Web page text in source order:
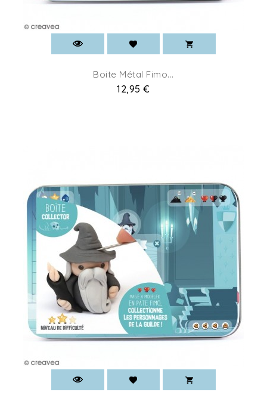
Boite Métal Fimo...
Prix
12,95 €